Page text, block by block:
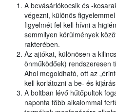
A bevásárlókocsik és -
végezni, különös
figyelmét fel kell hívni a
semmilyen körülmények
rakterében.
Az ajtókat, különösen a
önműködőek) rendszeresen
Ahol megoldható, ott az
kell korlátozni a be- és
A boltban lévő hűtőpultok
naponta több alkalommal